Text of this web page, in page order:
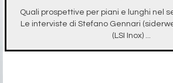
Quali prospettive per piani e lunghi nel
Le interviste di Stefano Gennari
(LSI Inox) ...